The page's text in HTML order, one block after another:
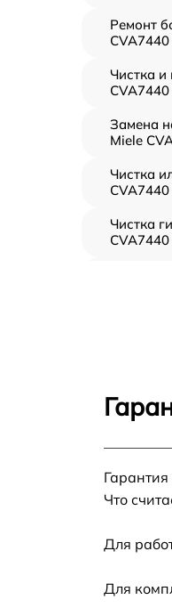
Ремонт
Чистка и
Замена
Miele
Чистка
Чистка
Ремонт
Полный
CVA7440
Miele
Что
Для
Для